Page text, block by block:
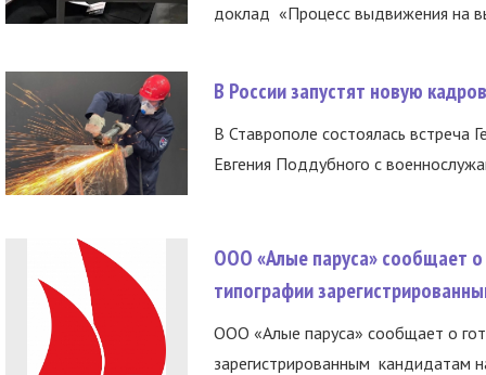
доклад «Процесс выдвижения на
В России запустят новую
В Ставрополе состоялась встреча
Евгения Поддубного с
ООО «Алые паруса» сообщает о
типографии
ООО «Алые паруса» сообщает о
зарегистрированным кандидатам